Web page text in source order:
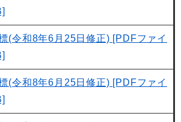
(令和8年6月25日修正) [PDFファイ
(令和8年6月25日修正) [PDFファイ